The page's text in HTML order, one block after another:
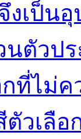
จึงเป็
ตัวป
ที่ไม่ค
ตัวเลื